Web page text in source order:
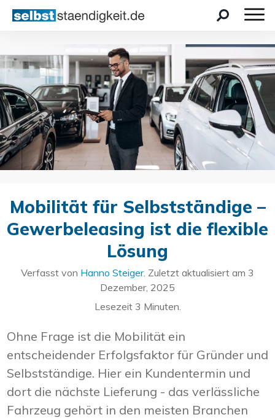
Mobilität für Selbstständige –
Gewerbeleasing ist die flexible
Lösung
Verfasst von Hanno Steiger. Zuletzt aktualisiert am 3
Dezember, 2025
Lesezeit 3 Minuten.
Ohne Frage ist die Mobilität ein
entscheidender Erfolgsfaktor für Gründer und
Selbstständige. Hier ein Kundentermin und
dort die nächste Lieferung - das verlässliche
Fahrzeug gehört in den meisten Branchen